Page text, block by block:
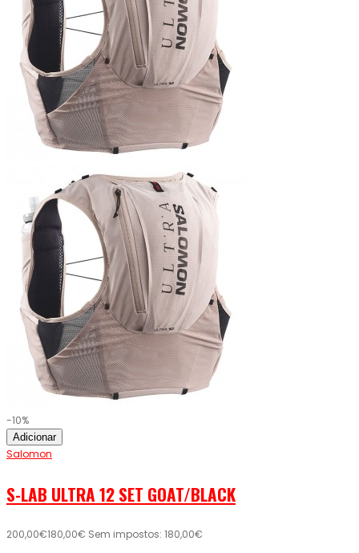
-10%
Adicionar
Salomon
S-LAB ULTRA 12 SET GOAT/BLACK
200,00€180,00€ Sem impostos: 180,00€